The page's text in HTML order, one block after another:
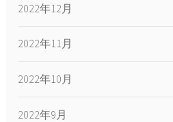
2022年12月
2022年11月
2022年10月
2022年9月